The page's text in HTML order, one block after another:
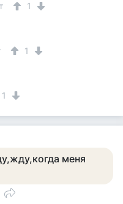
1
1
1
меня